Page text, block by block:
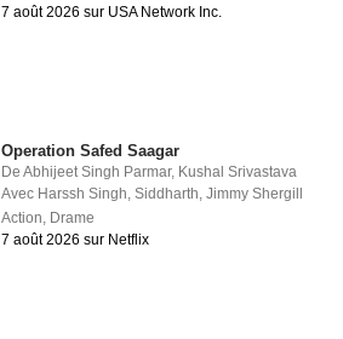
7 août 2026 sur USA Network Inc.
Operation Safed Saagar
DeAbhijeet Singh Parmar, Kushal Srivastava
Avec Harssh Singh,Siddharth,Jimmy Shergill
Action, Drame
7 août 2026 sur Netflix